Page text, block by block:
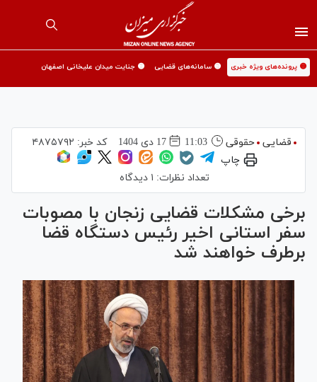
🟡 پرونده‌های ویژه خبری 🟡 سامانه‌های قضایی 🟡 جنایت میدان علیخانی اصفهان
قضایی حقوقی 11:03 17 دی 1404 کد خبر: ۴۸۷۵۷۹۲
چاپ
تعداد نظرات: ۱ دیدگاه
برخی مشکلات قضایی زنجان با مصوبات
سفر استانی اخیر رئیس دستگاه قضا
برطرف خواهند شد